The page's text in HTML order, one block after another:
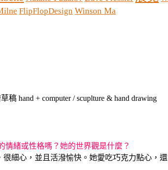
FlipFlopDesign Winson Ma
hand + computer / scuplture & hand drawing
情緒或性格嗎？她的世界觀是什麼？
細心，並且活潑愉快。她愛吃巧克力點心，